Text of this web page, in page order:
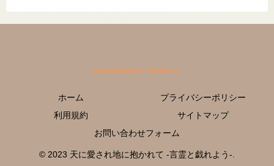
ホーム
プライバシーポリシー
利用規約
サイトマップ
お問い合わせフォーム
© 2023 天に愛され地に抱かれて -言霊と戯れよう-.